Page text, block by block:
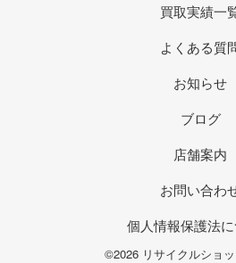
買取実績一
よくある質
お知らせ
ブログ
店舗案内
お問い合わ
個人情報保護法
©2026 リサイクルショ